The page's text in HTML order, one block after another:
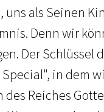
als Seinen
Denn wir
Der Schlüssel
in dem
Reiches